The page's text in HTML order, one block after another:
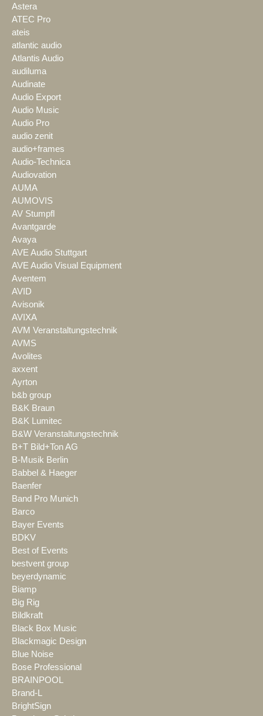
Astera
ATEC Pro
ateis
atlantic audio
Atlantis Audio
audiluma
Audinate
Audio Export
Audio Music
Audio Pro
audio zenit
audio+frames
Audio-Technica
Audiovation
AUMA
AUMOVIS
AV Stumpfl
Avantgarde
Avaya
AVE Audio Stuttgart
AVE Audio Visual Equipment
Aventem
AVID
Avisonik
AVIXA
AVM Veranstaltungstechnik
AVMS
Avolites
axxent
Ayrton
b&b group
B&K Braun
B&K Lumitec
B&W Veranstaltungstechnik
B+T Bild+Ton AG
B-Musik Berlin
Babbel & Haeger
Baenfer
Band Pro Munich
Barco
Bayer Events
BDKV
Best of Events
bestvent group
beyerdynamic
Biamp
Big Rig
Bildkraft
Black Box Music
Blackmagic Design
Blue Noise
Bose Professional
BRAINPOOL
Brand-L
BrightSign